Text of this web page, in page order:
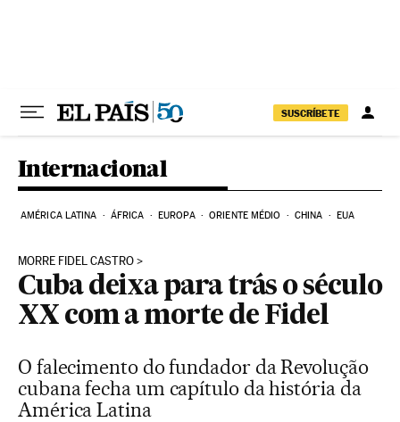
SUSCRÍBETE
Internacional
AMÉRICA LATINA ÁFRICA EUROPA ORIENTE MÉDIO CHINA EUA
MORRE FIDEL CASTRO
Cuba deixa para trás o século
XX com a morte de Fidel
O falecimento do fundador da Revolução
cubana fecha um capítulo da história da
América Latina